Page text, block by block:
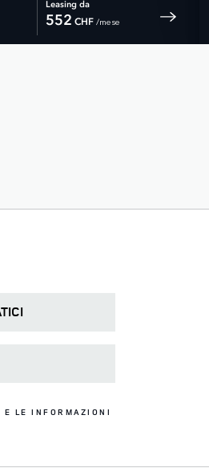
Leasing da
552 CHF /mese
LE INFORMAZIONI